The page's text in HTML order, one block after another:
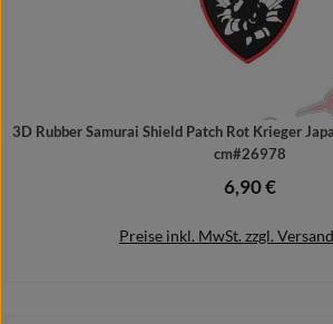
3D Rubber Samurai Shield Patch Rot Krieger
cm#26978
Regulärer Preis:
6,90 €
Preise inkl. MwSt. zzgl.